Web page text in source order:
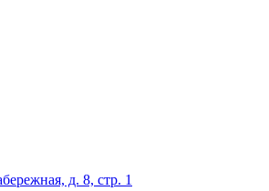
д. 8, стр. 1